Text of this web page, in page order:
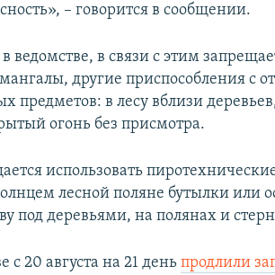
– говорится в сообщении.
ведомстве, в связи с этим
мангалы, другие приспособления с
предметов: в лесу вблизи
огонь без присмотра.
использовать
лесной поляне бутылки или
под деревьями, на полянах и
с 20 августа на 21 деньпродлили